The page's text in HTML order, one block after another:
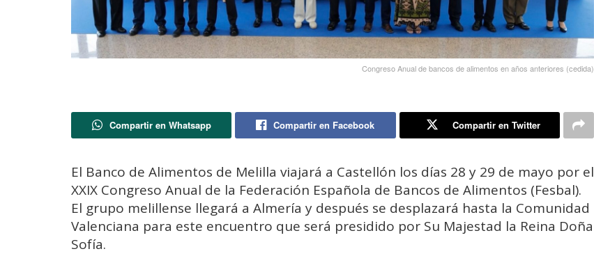
Congreso Anual de bancos de alimentos en años anteriores (cedida)
Compartir en Whatsapp Compartir en Facebook Compartir en Twitter
El Banco de Alimentos de Melilla viajará a Castellón los días 28 y 29 de mayo por el
XXIX Congreso Anual de la Federación Española de Bancos de Alimentos (Fesbal).
El grupo melillense llegará a Almería y después se desplazará hasta la Comunidad
Valenciana para este encuentro que será presidido por Su Majestad la Reina Doña
Sofía.